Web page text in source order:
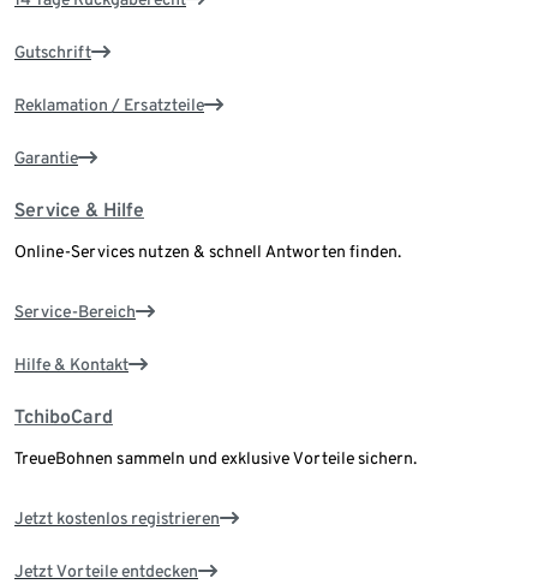
Gutschrift
Reklamation / Ersatzteile
Garantie
Service & Hilfe
Online-Services nutzen & schnell Antworten finden.
Service-Bereich
Hilfe & Kontakt
TchiboCard
TreueBohnen sammeln und exklusive Vorteile sichern.
Jetzt kostenlos registrieren
Jetzt Vorteile entdecken